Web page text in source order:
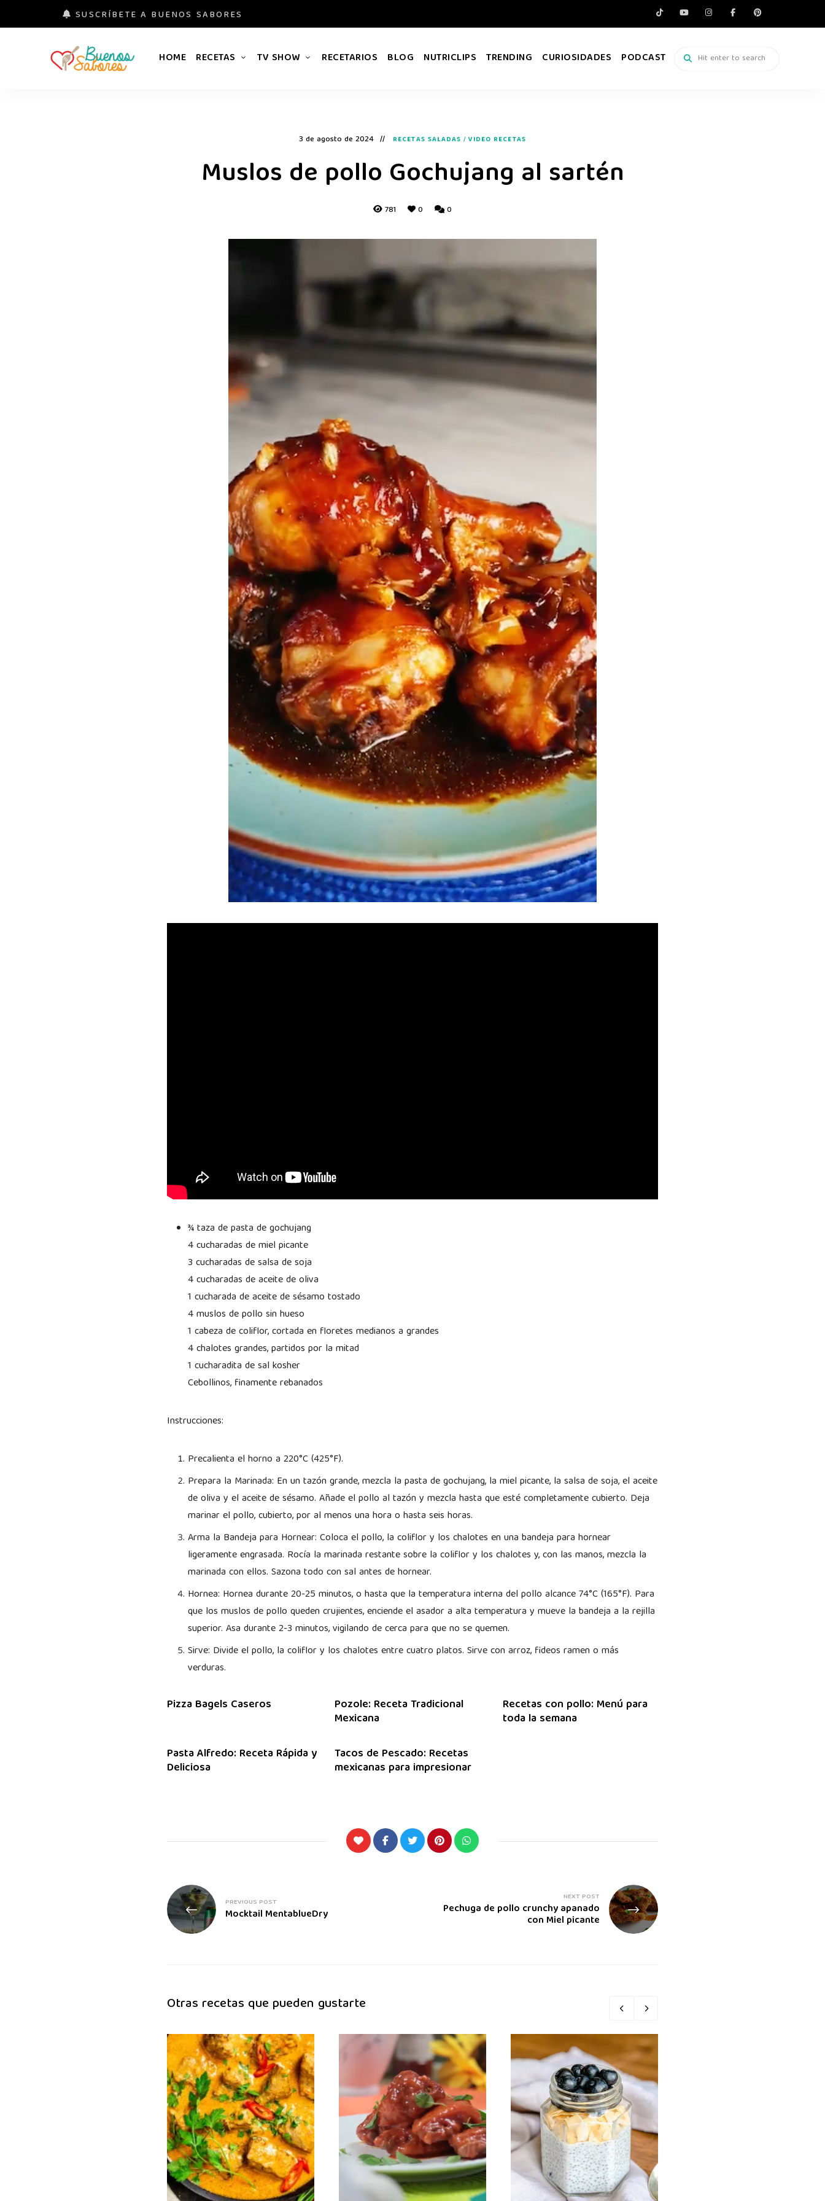
SUSCRÍBETE A BUENOS SABORES
HOME RECETAS TV SHOW RECETARIOS BLOG NUTRICLIPS TRENDING CURIOSIDADES PODCAST
3 de agosto de 2024 RECETAS SALADAS /VIDEO RECETAS
Muslos de pollo Gochujang al sartén
781 0 0
¾ taza de pasta de gochujang
4 cucharadas de miel picante
3 cucharadas de salsa de soja
4 cucharadas de aceite de oliva
1 cucharada de aceite de sésamo tostado
4 muslos de pollo sin hueso
1 cabeza de coliflor, cortada en floretes medianos a grandes
4 chalotes grandes, partidos por la mitad
1 cucharadita de sal kosher
Cebollinos, finamente rebanados
Instrucciones:
Precalienta el horno a 220°C (425°F).
Prepara la Marinada: En un tazón grande, mezcla la pasta de gochujang, la miel picante, la salsa de soja, el aceite
de oliva y el aceite de sésamo. Añade el pollo al tazón y mezcla hasta que esté completamente cubierto. Deja
marinar el pollo, cubierto, por al menos una hora o hasta seis horas.
Arma la Bandeja para Hornear: Coloca el pollo, la coliflor y los chalotes en una bandeja para hornear
ligeramente engrasada. Rocía la marinada restante sobre la coliflor y los chalotes y, con las manos, mezcla la
marinada con ellos. Sazona todo con sal antes de hornear.
Hornea: Hornea durante 20-25 minutos, o hasta que la temperatura interna del pollo alcance 74°C (165°F). Para
que los muslos de pollo queden crujientes, enciende el asador a alta temperatura y mueve la bandeja a la rejilla
superior. Asa durante 2-3 minutos, vigilando de cerca para que no se quemen.
Sirve: Divide el pollo, la coliflor y los chalotes entre cuatro platos. Sirve con arroz, fideos ramen o más
verduras.
Pizza Bagels Caseros Pozole: Receta Tradicional
Mexicana
Recetas con pollo: Menú para
toda la semana
Pasta Alfredo: Receta Rápida y
Deliciosa
Tacos de Pescado: Recetas
mexicanas para impresionar
PREVIOUS POST
Mocktail MentablueDry
NEXT POST
Pechuga de pollo crunchy apanado
con Miel picante
Otras recetas que pueden gustarte